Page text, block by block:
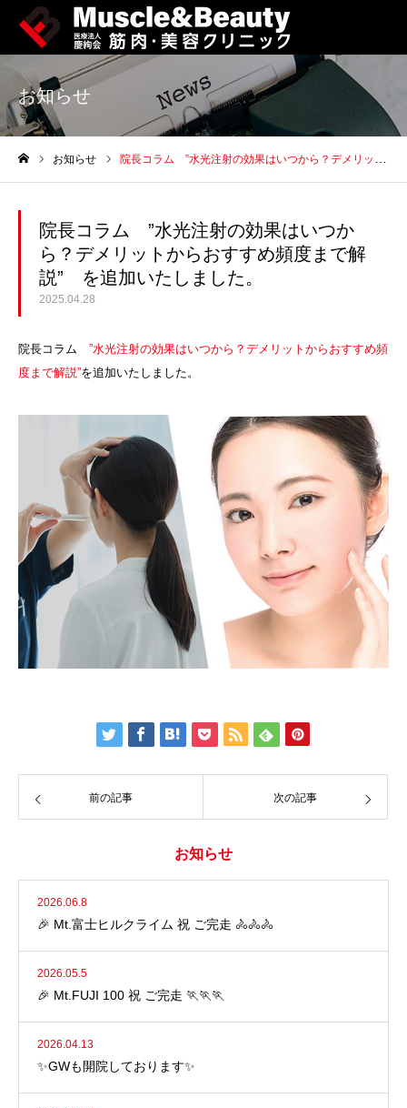
お知らせ
お知らせ 院長コラム ”水光注射の効果はいつから？デメリットからおすすめ頻度まで解説” を追加いたしました。
院長コラム ”水光注射の効果はいつか
ら？デメリットからおすすめ頻度まで解
説” を追加いたしました。
2025.04.28
院長コラム ”水光注射の効果はいつから？デメリットからおすすめ頻
度まで解説”を追加いたしました。
前の記事 次の記事
お知らせ
2026.06.8
🎉 Mt.富士ヒルクライム 祝 ご完走 🚴🚴🚴
2026.05.5
🎉 Mt.FUJI 100 祝 ご完走 🏃🏃🏃
2026.04.13
✨GWも開院しております✨